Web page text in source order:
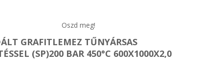
Oszd meg!
GRAFITLEMEZ TŰNYÁRSAS
(SP)200 BAR 450°C 600X1000X2,0